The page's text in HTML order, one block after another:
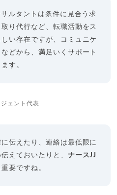
ルタントは条件に見合う求
り代行など、転職活動をス
い存在ですが、コミュニケ
どから、満足いくサポート
す。
ェント代表
伝えたり、連絡は最低限に
えておいたりと、 ナースJJ
要ですね。